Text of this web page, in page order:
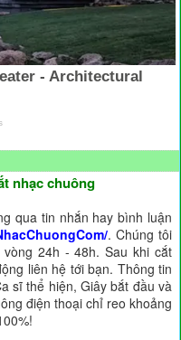
nhạc chuông
qua tin nhắn hay bình luận
. Chúng tôi
24h - 48h. Sau khi cắt
liên hệ tới bạn. Thông tin
sĩ thể hiện, Giây bắt đầu và
điện thoại chỉ reo khoảng